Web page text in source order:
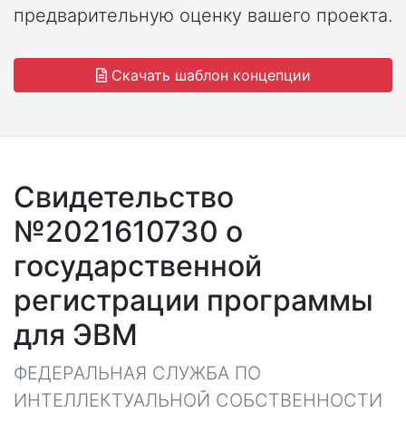
предварительную оценку вашего проекта.
Скачать шаблон концепции
Свидетельство
№2021610730 о
государственной
регистрации программы
для ЭВМ
ФЕДЕРАЛЬНАЯ СЛУЖБА ПО
ИНТЕЛЛЕКТУАЛЬНОЙ СОБСТВЕННОСТИ